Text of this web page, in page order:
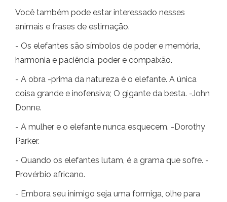
Você também pode estar interessado nesses
animais e frases de estimação.
- Os elefantes são símbolos de poder e memória,
harmonia e paciência, poder e compaixão.
- A obra -prima da natureza é o elefante. A única
coisa grande e inofensiva; O gigante da besta. -John
Donne.
- A mulher e o elefante nunca esquecem. -Dorothy
Parker.
- Quando os elefantes lutam, é a grama que sofre. -
Provérbio africano.
- Embora seu inimigo seja uma formiga, olhe para